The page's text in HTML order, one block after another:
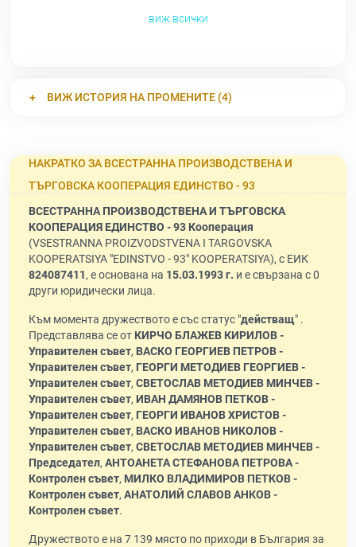
виж всички
ВИЖ ИСТОРИЯ НА ПРОМЕНИТЕ (4)
НАКРАТКО ЗА ВСЕСТРАННА ПРОИЗВОДСТВЕНА И
ТЪРГОВСКА КООПЕРАЦИЯ ЕДИНСТВО - 93
ВСЕСТРАННА ПРОИЗВОДСТВЕНА И ТЪРГОВСКА
КООПЕРАЦИЯ ЕДИНСТВО - 93 Кооперация
(VSESTRANNA PROIZVODSTVENA I TARGOVSKA
KOOPERATSIYA "EDINSTVO - 93" KOOPERATSIYA), с ЕИК
824087411, е основана на 15.03.1993 г. и е свързана с 0
други юридически лица.
Към момента дружеството е със статус "действащ" .
Представлява се от КИРЧО БЛАЖЕВ КИРИЛОВ -
Управителен съвет, ВАСКО ГЕОРГИЕВ ПЕТРОВ -
Управителен съвет, ГЕОРГИ МЕТОДИЕВ ГЕОРГИЕВ -
Управителен съвет, СВЕТОСЛАВ МЕТОДИЕВ МИНЧЕВ -
Управителен съвет, ИВАН ДАМЯНОВ ПЕТКОВ -
Управителен съвет, ГЕОРГИ ИВАНОВ ХРИСТОВ -
Управителен съвет, ВАСКО ИВАНОВ НИКОЛОВ -
Управителен съвет, СВЕТОСЛАВ МЕТОДИЕВ МИНЧЕВ -
Председател, АНТОАНЕТА СТЕФАНОВА ПЕТРОВА -
Контролен съвет, МИЛКО ВЛАДИМИРОВ ПЕТКОВ -
Контролен съвет, АНАТОЛИЙ СЛАВОВ АНКОВ -
Контролен съвет.
Дружеството е на 7 139 място по приходи в България за